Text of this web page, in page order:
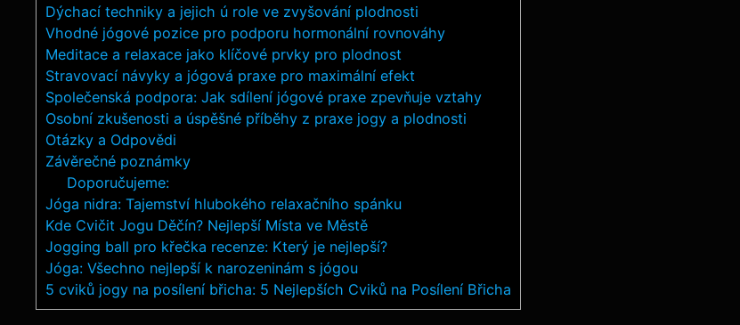
Dýchací techniky a jejich ú role ve zvyšování plodnosti
Vhodné jógové pozice pro podporu hormonální rovnováhy
Meditace a relaxace jako klíčové prvky pro plodnost
Stravovací návyky a jógová praxe pro maximální efekt
Společenská podpora: Jak sdílení jógové praxe zpevňuje vztahy
Osobní zkušenosti a úspěšné příběhy z praxe jogy a plodnosti
Otázky a Odpovědi
Závěrečné poznámky
Doporučujeme:
Jóga nidra: Tajemství hlubokého relaxačního spánku
Kde Cvičit Jogu Děčín? Nejlepší Místa ve Městě
Jogging ball pro křečka recenze: Který je nejlepší?
Jóga: Všechno nejlepší k narozeninám s jógou
5 cviků jogy na posílení břicha: 5 Nejlepších Cviků na Posílení Břicha